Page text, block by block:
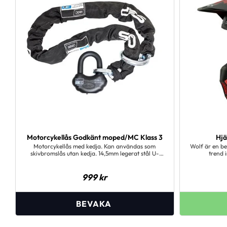
Motorcykellås Godkänt moped/MC Klass 3
Motorcykellås med kedja. Kan användas som
skivbromslås utan kedja. 14,5mm legerat stål U-
godkänt. 2st nycklar.
999kr
Wolf är en
trend
Med sin
Wolf